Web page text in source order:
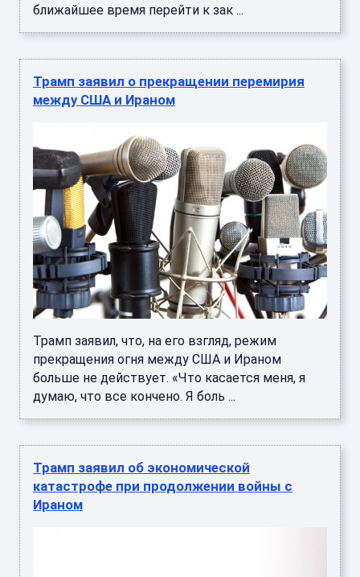
ближайшее время перейти к зак ...
Трамп заявил о прекращении перемирия
между США и Ираном
Трамп заявил, что, на его взгляд, режим
прекращения огня между США и Ираном
больше не действует. «Что касается меня, я
думаю, что все кончено. Я боль ...
Трамп заявил об экономической
катастрофе при продолжении войны с
Ираном